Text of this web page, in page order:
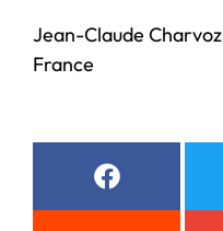
Jean-Claude Charvoz
France